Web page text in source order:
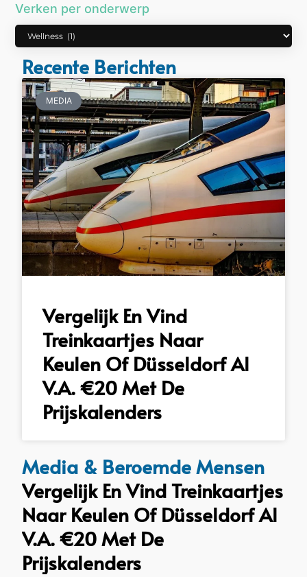
Verken per onderwerp
Recente Berichten
MEDIA
Vergelijk En Vind
Treinkaartjes Naar
Keulen Of Düsseldorf Al
V.a. €20 Met De
Prijskalenders
Media & Beroemde Mensen
Vergelijk En Vind Treinkaartjes
Naar Keulen Of Düsseldorf Al
V.a. €20 Met De
Prijskalenders